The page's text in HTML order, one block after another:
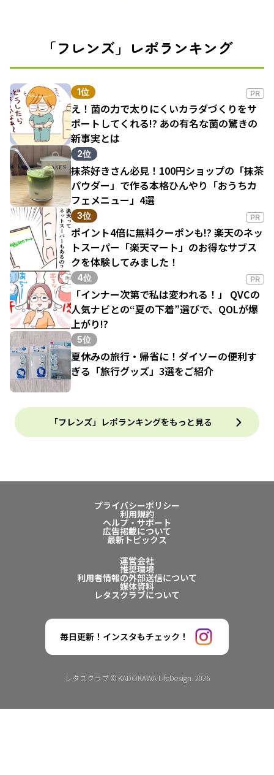
「フレンズ」レポランキング
1位 PR
え！菌の力で太りにくいカラダづくりをサ
ポートしてくれる!? あの有名な菌の驚きの
新事実とは
2位
抹茶好きさん必見！100円ショップの「抹茶
パウダー」で作る本格ひんやり「おうちカ
フェメニュー」4選
3位 PR
ポイント4倍に無料クーポンも!? 楽天のネッ
トスーパー「楽天マート」のお得なサブス
クを体験してみました！
4位 PR
「インナー次第で私は変われる！」 QVCの
人気ナビとの“夏の下着”選びで、QOLが爆
上がり!?
5位
夏休みの旅行・帰省に！ダイソーの便利す
ぎる「旅行グッズ」3選をご紹介
「フレンズ」レポランキングをもっと見る
プライバシーポリシー
利用規約
ヘルプ・サポート
広告掲載について
最新トピックス
運営会社
推奨環境
利用者情報の外部送信について
媒体資料
レタスクラブについて
毎日更新！インスタもチェック！
レタスクラブ © KADOKAWA LifeDesign. 2026